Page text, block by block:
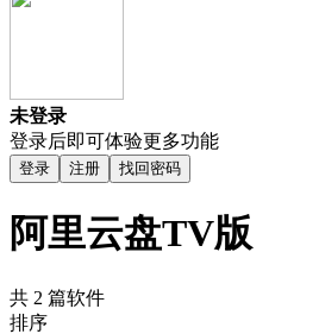
未登录
登录后即可体验更多功能
登录 注册 找回密码
阿里云盘TV版
共 2 篇软件
排序